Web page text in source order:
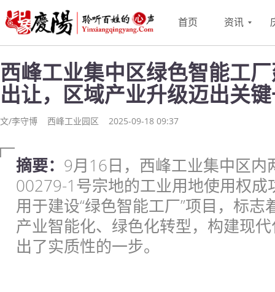
首页 资讯
西峰工业集中区绿色智能工
出让，区域产业升级迈出关
文/李守博 西峰工业园区 2025-09-18 09:37
摘要： 9月16日，西峰工业集中区
00279-1号宗地的工业用地使用权
用于建设“绿色智能工厂”项目，标
产业智能化、绿色化转型，构建现
出了实质性的一步。